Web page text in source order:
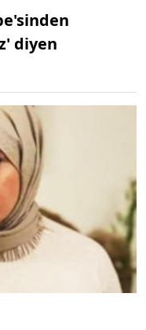
diyen